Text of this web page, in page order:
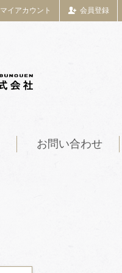
会員登録
マイアカウント
お問い合わせ